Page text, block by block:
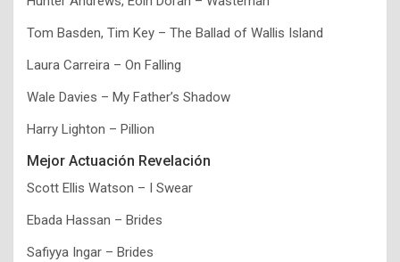
Tom Basden, Tim Key – The Ballad of Wallis Island
Laura Carreira – On Falling
Wale Davies – My Father’s Shadow
Harry Lighton – Pillion
Mejor Actuación Revelación
Scott Ellis Watson – I Swear
Ebada Hassan – Brides
Safiyya Ingar – Brides